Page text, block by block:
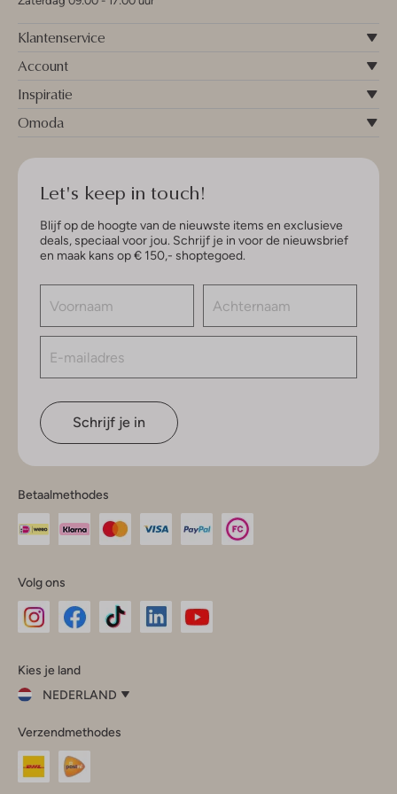
Klantenservice
Account
Inspiratie
Omoda
Let's keep in touch!
Blijf op de hoogte van de nieuwste items en exclusieve
deals, speciaal voor jou. Schrijf je in voor de nieuwsbrief
en maak kans op € 150,- shoptegoed.
Schrijf je in
Betaalmethodes
Volg ons
InstagramFacebook
Kies je land
NEDERLAND
je
land
Nederland
Verzendmethodes